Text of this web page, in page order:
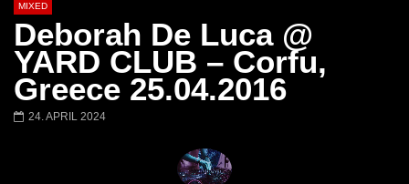
Später
MIXED
Deborah De Luca @
YARD CLUB – Corfu,
Greece 25.04.2016
24. APRIL 2024